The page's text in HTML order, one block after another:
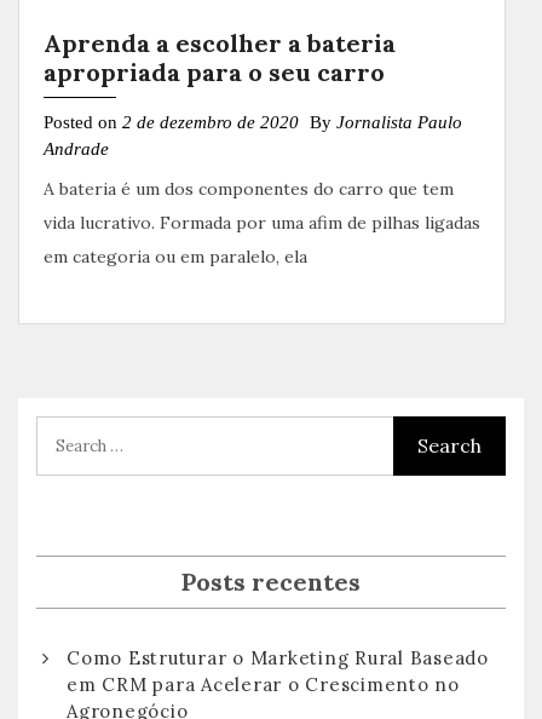
Aprenda a escolher a bateria
apropriada para o seu carro
Posted on 2 de dezembro de 2020 By Jornalista Paulo
Andrade
A bateria é um dos componentes do carro que tem
vida lucrativo. Formada por uma afim de pilhas ligadas
em categoria ou em paralelo, ela
Posts recentes
Como Estruturar o Marketing Rural Baseado
em CRM para Acelerar o Crescimento no
Agronegócio